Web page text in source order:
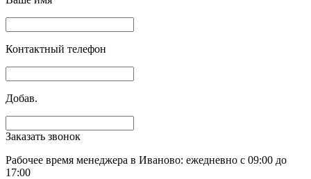
Контактный телефон
Добав.
Заказать звонок
Рабочее время менеджера в Иваново: ежедневно с 09:00 до
17:00